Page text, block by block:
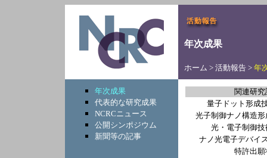
年次成果
ホーム > 活動報告 > 年
年次成果
代表的な研究成果
NCRCニュース
公開シンポジウム
新聞等の記事
関連研究
量子ドット形成
光子制御ナノ構造
光・電子制御
ナノ光電子デバイ
特許出願